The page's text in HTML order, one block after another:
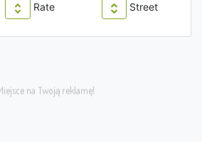
Rate Street